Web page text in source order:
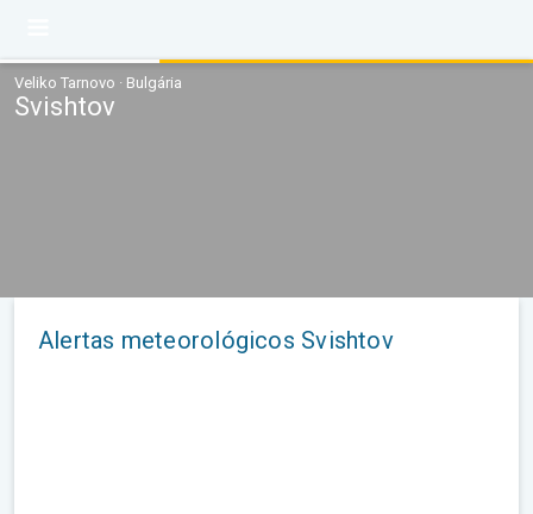
Veliko Tarnovo · Bulgária
Svishtov
Alertas meteorológicos Svishtov